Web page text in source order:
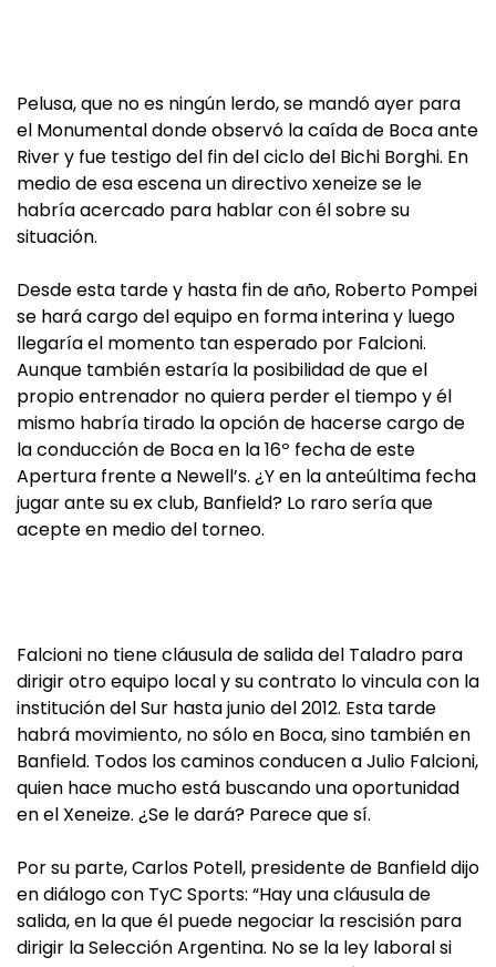
Pelusa, que no es ningún lerdo, se mandó ayer para
el Monumental donde observó la caída de Boca ante
River y fue testigo del fin del ciclo del Bichi Borghi. En
medio de esa escena un directivo xeneize se le
habría acercado para hablar con él sobre su
situación.
Desde esta tarde y hasta fin de año, Roberto Pompei
se hará cargo del equipo en forma interina y luego
llegaría el momento tan esperado por Falcioni.
Aunque también estaría la posibilidad de que el
propio entrenador no quiera perder el tiempo y él
mismo habría tirado la opción de hacerse cargo de
la conducción de Boca en la 16º fecha de este
Apertura frente a Newell’s. ¿Y en la anteúltima fecha
jugar ante su ex club, Banfield? Lo raro sería que
acepte en medio del torneo.
Falcioni no tiene cláusula de salida del Taladro para
dirigir otro equipo local y su contrato lo vincula con la
institución del Sur hasta junio del 2012. Esta tarde
habrá movimiento, no sólo en Boca, sino también en
Banfield. Todos los caminos conducen a Julio Falcioni,
quien hace mucho está buscando una oportunidad
en el Xeneize. ¿Se le dará? Parece que sí.
Por su parte, Carlos Potell, presidente de Banfield dijo
en diálogo con TyC Sports: “Hay una cláusula de
salida, en la que él puede negociar la rescisión para
dirigir la Selección Argentina. No se la ley laboral si